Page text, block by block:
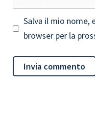
web
Salva il mio nome,
browser per la